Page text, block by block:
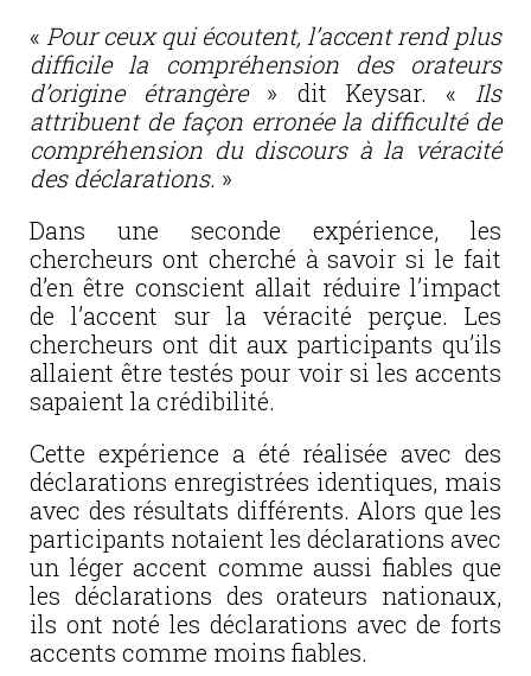
« Pour ceux qui écoutent, l’accent rend plus
difficile la compréhension des orateurs
d’origine étrangère» dit Keysar. « Ils
attribuent de façon erronée la difficulté de
compréhension du discours à la véracité
des déclarations. »
Dans une seconde expérience, les
chercheurs ont cherché à savoir si le fait
d’en être conscient allait réduire l’impact
de l’accent sur la véracité perçue. Les
chercheurs ont dit aux participants qu’ils
allaient être testés pour voir si les accents
sapaient la crédibilité.
Cette expérience a été réalisée avec des
déclarations enregistrées identiques, mais
avec des résultats différents. Alors que les
participants notaient les déclarations avec
un léger accent comme aussi fiables que
les déclarations des orateurs nationaux,
ils ont noté les déclarations avec de forts
accents comme moins fiables.